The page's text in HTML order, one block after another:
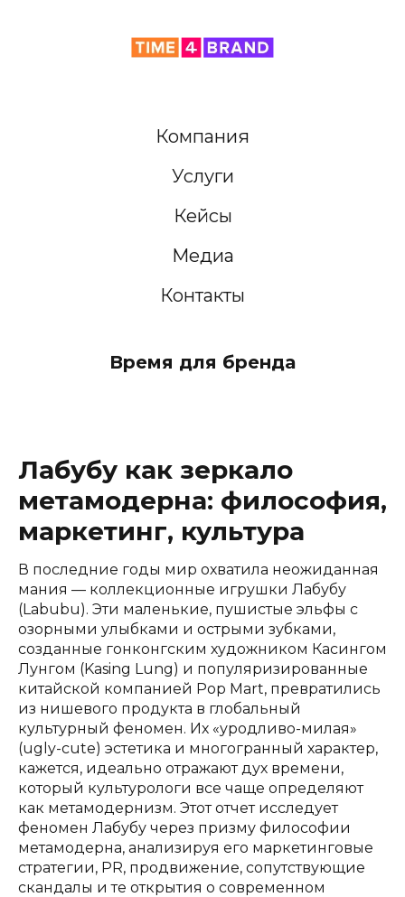
Компания
Услуги
Кейсы
Медиа
Контакты
Время для бренда
Лабубу как зеркало
метамодерна: философия,
маркетинг, культура
В последние годы мир охватила неожиданная
мания — коллекционные игрушки Лабубу
(Labubu). Эти маленькие, пушистые эльфы с
озорными улыбками и острыми зубками,
созданные гонконгским художником Касингом
Лунгом (Kasing Lung) и популяризированные
китайской компанией Pop Mart, превратились
из нишевого продукта в глобальный
культурный феномен. Их «уродливо-милая»
(ugly-cute) эстетика и многогранный характер,
кажется, идеально отражают дух времени,
который культурологи все чаще определяют
как метамодернизм. Этот отчет исследует
феномен Лабубу через призму философии
метамодерна, анализируя его маркетинговые
стратегии, PR, продвижение, сопутствующие
скандалы и те открытия о современном